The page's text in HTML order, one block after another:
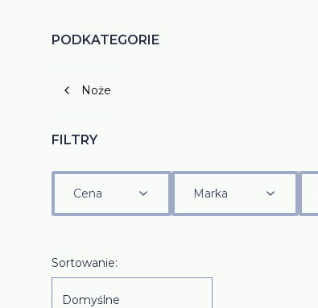
PODKATEGORIE
Noże
FILTRY
Cena Marka
Lista produktów
Sortowanie:
Domyślne